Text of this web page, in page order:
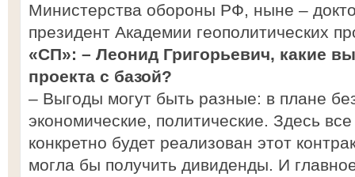
Министерства обороны РФ, ныне –
президент Академии геополитических
«СП»: – Леонид Григорьевич, какие
проекта с базой?
– Выгоды могут быть разные: в плане
экономические, политические. Здесь все
конкретно будет реализован этот
могла бы получить дивиденды. И